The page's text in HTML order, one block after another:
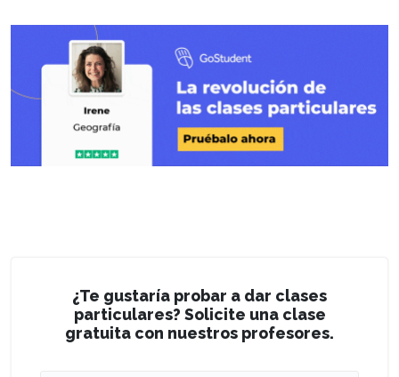
¿Te gustaría probar a dar clases
particulares? Solicite una clase
gratuita con nuestros profesores.